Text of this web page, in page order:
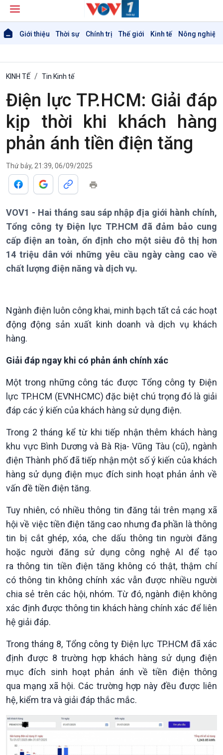
Giới thiệu Thời sự Chính trị Thế giới Kinh tế Nông nghiệp
Giới thiệu
Thời sự
Thời sự 6h
Thời sự 21h30
Chuyên mục
Theo dòng Thời sự
Chính trị
Chính phủ với người dân
Quốc hội với cử tri
Xây dựng đảng
Đảng trong cuộc sống
Nhận diện sự thật
Pháp luật và đời sống
Vấn đề quốc tế
Hồ sơ sự kiện quốc tế
Thế giới & Việt Nam
Biên cương - Một dải vững
bền
KINH TẾ Tin Kinh tế
Điện lực TP.HCM: Giải đáp
kịp thời khi khách hàng
phản ánh tiền điện tăng
Thứ bảy, 21:39, 06/09/2025
VOV1 - Hai tháng sau sáp nhập địa giới hành chính,
Tổng công ty Điện lực TP.HCM đã đảm bảo cung
cấp điện an toàn, ổn định cho một siêu đô thị hơn
14 triệu dân với những yêu cầu ngày càng cao về
chất lượng điện năng và dịch vụ.
Ngành điện luôn công khai, minh bạch tất cả các hoạt
động động sản xuất kinh doanh và dịch vụ khách
hàng.
Giải đáp ngay khi có phản ánh chính xác
Một trong những công tác được Tổng công ty Điện
lực TP.HCM (EVNHCMC) đặc biệt chú trọng đó là giải
đáp các ý kiến của khách hàng sử dụng điện.
Trong 2 tháng kể từ khi tiếp nhận thêm khách hàng
khu vực Bình Dương và Bà Rịa- Vũng Tàu (cũ), ngành
điện Thành phố đã tiếp nhận một số ý kiến của khách
hàng sử dụng điện mục đích sinh hoạt phản ảnh về
vấn đề tiền điện tăng.
Tuy nhiên, có nhiều thông tin đăng tải trên mạng xã
hội về việc tiền điện tăng cao nhưng đa phần là thông
tin bị cắt ghép, xóa, che dấu thông tin người đăng
hoặc người đăng sử dụng công nghệ AI để tạo
ra thông tin tiền điện tăng không có thật, thậm chí
có thông tin không chính xác vẫn được nhiều người
chia sẻ trên các hội, nhóm. Từ đó, ngành điện không
xác định được thông tin khách hàng chính xác để liên
hệ giải đáp.
Trong tháng 8, Tổng công ty Điện lực TP.HCM đã xác
định được 8 trường hợp khách hàng sử dụng điện
mục đích sinh hoạt phản ánh về tiền điện thông
qua mạng xã hội. Các trường hợp này đều được liên
hệ, kiểm tra và giải đáp thắc mắc.